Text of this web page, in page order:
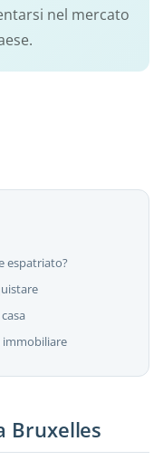
nel mercato
espatriato?
immobiliare
Bruxelles